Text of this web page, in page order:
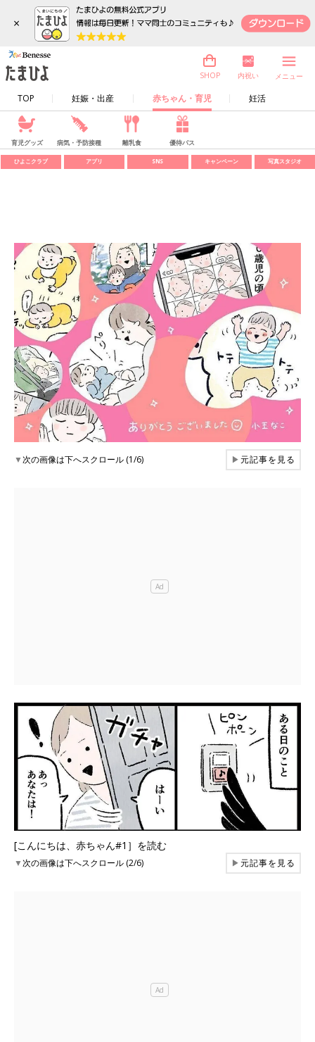
×
TOP 妊娠・出産 赤ちゃん・育児 妊活
SHOP 内祝い メニュー
育児グッズ 病気・予防接種 離乳食 優待パス
ひよこクラブ アプリ SNS キャンペーン 写真スタジオ
▼次の画像は下へスクロール (1/6) ▶元記事を見る
[こんにちは、赤ちゃん#1］を読む
▼次の画像は下へスクロール (2/6) ▶元記事を見る